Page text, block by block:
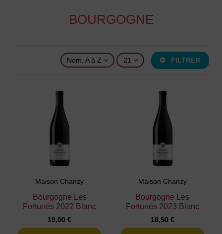
BOURGOGNE
Nom, A à Z 21 FILTRER
Maison Chanzy
Bourgogne Les
Fortunés 2022 Blanc
19,00 €
Maison Chanzy
Bourgogne Les
Fortunés 2023 Blanc
18,50 €